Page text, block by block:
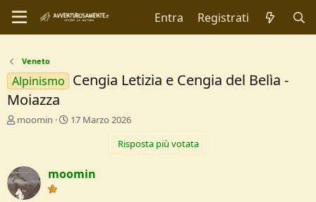
Entra Registrati
Veneto
Alpinismo Cengia Letizia e Cengia del Belìa -
Moiazza
C
t
o
r
moomin
D
d
i
17 Marzo 2026
Risposta più votata
moomin